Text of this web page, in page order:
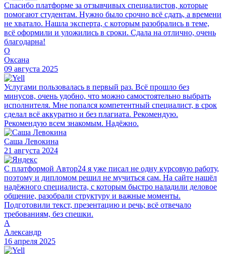
Спасибо платформе за отзывчивых специалистов, которые
помогают студентам. Нужно было срочно всё сдать, а времени
не хватало. Нашла эксперта, с которым разобрались в теме,
всё оформили и уложились в сроки. Сдала на отлично, очень
благодарна!
О
Оксана
09 августа 2025
Услугами пользовалась в первый раз. Всё прошло без
минусов, очень удобно, что можно самостоятельно выбрать
исполнителя. Мне попался компетентный специалист, в срок
сделал всё аккуратно и без плагиата. Рекомендую.
Рекомендую всем знакомым. Надёжно.
Саша Левокина
21 августа 2024
С платформой Автор24 я уже писал не одну курсовую работу,
поэтому и дипломом решил не мучиться сам. На сайте нашёл
надёжного специалиста, с которым быстро наладили деловое
общение, разобрали структуру и важные моменты.
Подготовили текст, презентацию и речь; всё отвечало
требованиям, без спешки.
А
Александр
16 апреля 2025